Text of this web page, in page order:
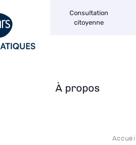
Navigation
À propos
secondaire
Consultation
citoyenne
Fil